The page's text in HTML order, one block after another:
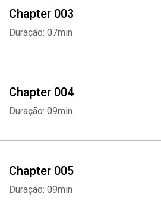
Chapter 003
Duração: 07min
Chapter 004
Duração: 09min
Chapter 005
Duração: 09min